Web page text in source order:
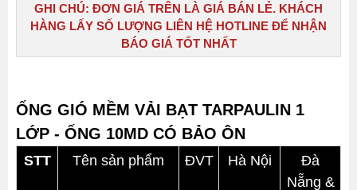
GHI CHÚ: ĐƠN GIÁ TRÊN LÀ GIÁ BÁN LẺ. KHÁCH
HÀNG LẤY SỐ LƯỢNG LIÊN HỆ HOTLINE ĐỂ NHẬN
BÁO GIÁ TỐT NHẤT
ỐNG GIÓ MỀM VẢI BẠT TARPAULIN 1
LỚP - ỐNG 10MD CÓ BẢO ÔN
STT Tên sản phẩm ĐVT Hà Nội
Đà
Nẵng &